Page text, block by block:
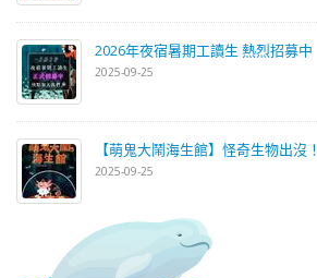
2026年夜宿暑期工讀生 熱烈招募中
2025-09-25
【萌鬼大鬧海生館】怪奇生物出沒！
2025-09-25